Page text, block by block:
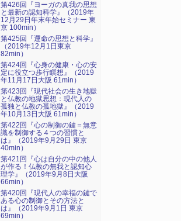
第426回『ヨーガの真我の思想
と最新の認知科学』（2019年
12月29日年末年始セミナー 東
京 100min）
第425回『運命の思想と科学』
（2019年12月1日東京
82min）
第424回『心身の健康・心の安
定に役立つ歩行瞑想』（2019
年11月17日大阪 61min）
第423回『現代社会の生き地獄
と仏教の地獄思想：現代人の
孤独と仏教の孤地獄』（2019
年10月13日大阪 61min）
第422回『心の制御の鍵＝無意
識を制御する４つの習慣と
は』（2019年9月29日 東京
40min）
第421回『心は自分の中の他人
が作る！仏教の無我と認知心
理学』（2019年9月8日大阪
66min）
第420回『現代人の幸福の鍵で
ある心の制御とその方法と
は』（2019年9月1日 東京
69min）